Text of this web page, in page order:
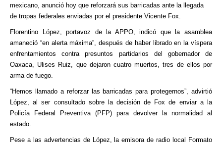
mexicano, anunció hoy que reforzará sus barricadas ante la llegada
de tropas federales enviadas por el presidente Vicente Fox.
Florentino López, portavoz de la APPO, indicó que la asamblea
amaneció “en alerta máxima”, después de haber librado en la víspera
enfrentamientos contra presuntos partidarios del gobernador de
Oaxaca, Ulises Ruiz, que dejaron cuatro muertos, tres de ellos por
arma de fuego.
“Hemos llamado a reforzar las barricadas para protegernos”, advirtió
López, al ser consultado sobre la decisión de Fox de enviar a la
Policía Federal Preventiva (PFP) para devolver la normalidad al
estado.
Pese a las advertencias de López, la emisora de radio local Formato